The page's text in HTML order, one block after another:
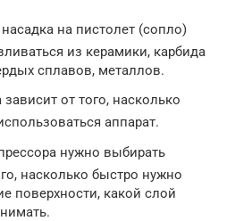
на пистолет (сопло)
из керамики, карбида
сплавов, металлов.
от того, насколько
аппарат.
нужно выбирать
насколько быстро нужно
поверхности, какой слой